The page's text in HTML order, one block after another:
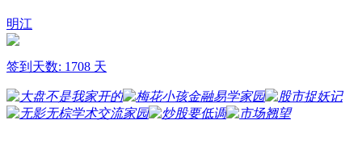
明江
签到天数: 1708 天